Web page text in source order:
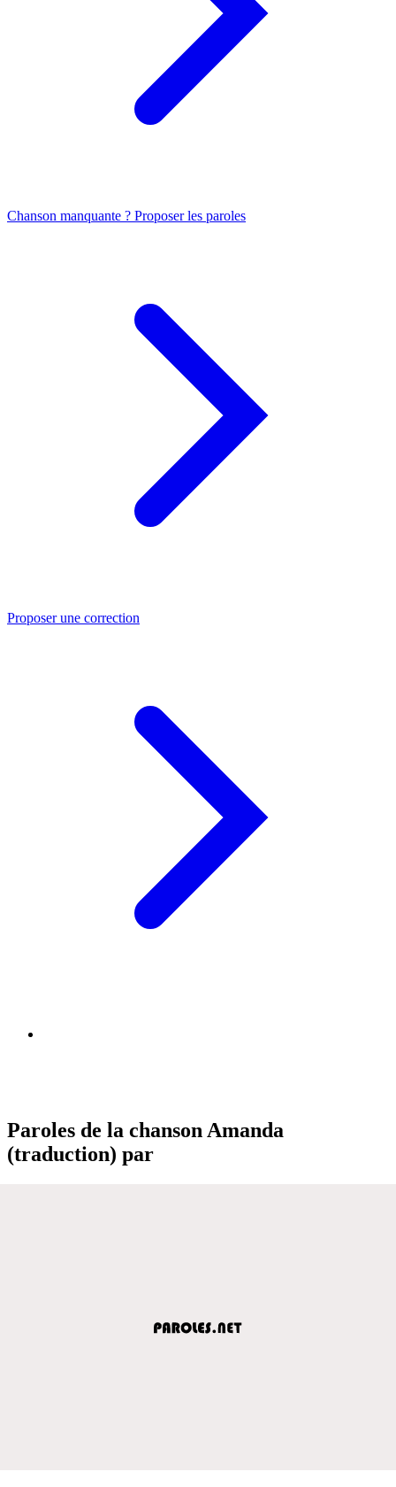
Chanson manquante ? Proposer les paroles
Proposer une correction
Paroles de la chanson Amanda
(traduction) par